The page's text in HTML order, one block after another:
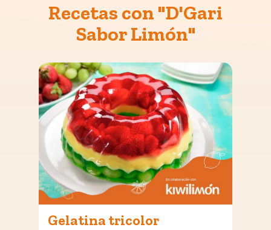
Recetas con "D'Gari
Sabor Limón"
Gelatina tricolor